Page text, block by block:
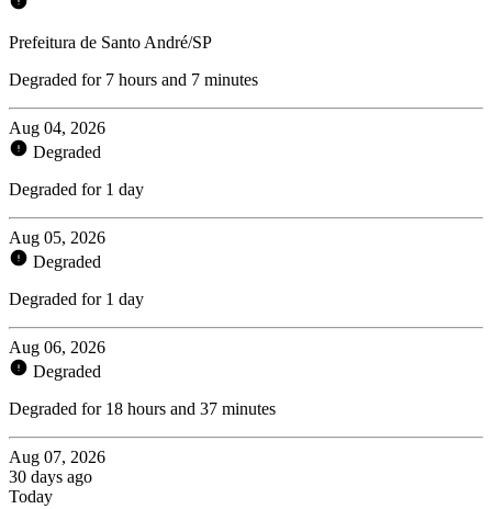
Prefeitura de Santo André/SP
Degraded for 7 hours and 7 minutes
Aug 04, 2026
Degraded
Degraded for 1 day
Aug 05, 2026
Degraded
Degraded for 1 day
Aug 06, 2026
Degraded
Degraded for 18 hours and 37 minutes
Aug 07, 2026
30 days ago
Today